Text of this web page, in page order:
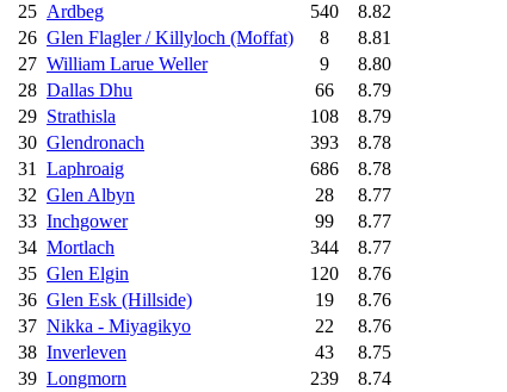
25 Ardbeg 540
8.82
26 Glen Flagler / Killyloch (Moffat) 8
8.81
27 William Larue Weller 9
8.80
28 Dallas Dhu 66
8.79
29 Strathisla 108
8.79
30 Glendronach 393
8.78
31 Laphroaig 686
8.78
32 Glen Albyn 28
8.77
33 Inchgower 99
8.77
34 Mortlach 344
8.77
35 Glen Elgin 120
8.76
36 Glen Esk (Hillside) 19
8.76
37 Nikka - Miyagikyo 22
8.76
38 Inverleven 43
8.75
39 Longmorn 239
8.74